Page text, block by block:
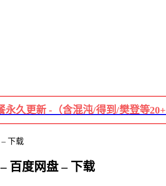
永久更新 -（含混沌/得到/樊登等
下载
百度网盘 – 下载